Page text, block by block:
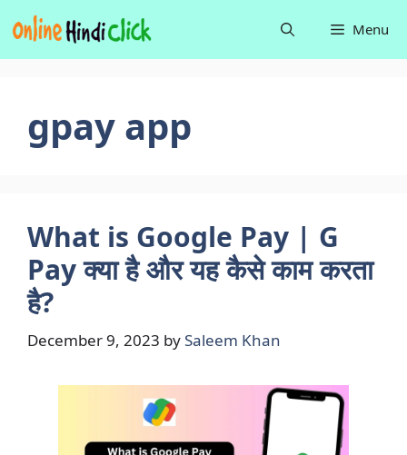
to
content
Menu
gpay app
What is Google Pay | G
Pay क्या है और यह कैसे काम करता
है?
December 9, 2023 bySaleem Khan